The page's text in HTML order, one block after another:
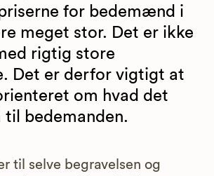
for bedemænd i
meget stor. Det er ikke
rigtig store
Det er derfor vigtigt at
om hvad det
til bedemanden.
til selve begravelsen og